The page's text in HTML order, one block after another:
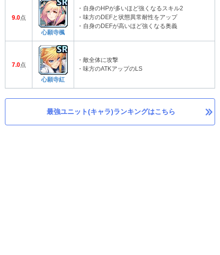
9.0点
心願寺楓
・自身のHPが多いほど強くなるスキル2
・味方のDEFと状態異常耐性をアップ
・自身のDEFが高いほど強くなる奥義
7.0点
心願寺紅
・敵全体に攻撃
・味方のATKアップのLS
最強ユニット(キャラ)ランキングはこちら